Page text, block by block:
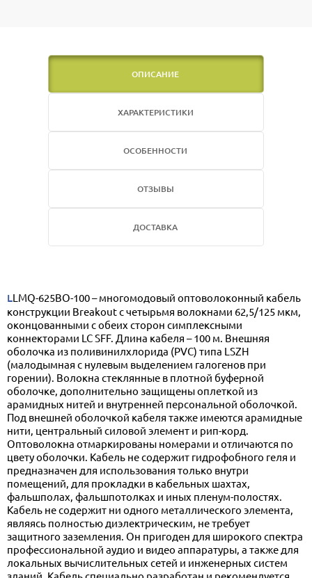
ОПИСАНИЕ
ХАРАКТЕРИСТИКИ
ОСОБЕННОСТИ
ОТЗЫВЫ
ДОСТАВКА
LLMQ-625BO-100 – многомодовый оптоволоконный кабель
конструкции Breakout с четырьмя волокнами 62,5/125 мкм,
оконцованными с обеих сторон симплексными
коннекторами LC SFF. Длина кабеля – 100 м. Внешняя
оболочка из поливинилхлорида (PVC) типа LSZH
(малодымная с нулевым выделением галогенов при
горении). Волокна стеклянные в плотной буферной
оболочке, дополнительно защищены оплеткой из
арамидных нитей и внутренней персональной оболочкой.
Под внешней оболочкой кабеля также имеются арамидные
нити, центральный силовой элемент и рип-корд.
Оптоволокна отмаркированы номерами и отличаются по
цвету оболочки. Кабель не содержит гидрофобного геля и
предназначен для использования только внутри
помещений, для прокладки в кабельных шахтах,
фальшполах, фальшпотолках и иных пленум-полостях.
Кабель не содержит ни одного металлического элемента,
являясь полностью диэлектрическим, не требует
защитного заземления. Он пригоден для широкого спектра
профессиональной аудио и видео аппаратуры, а также для
локальных вычислительных сетей и инженерных систем